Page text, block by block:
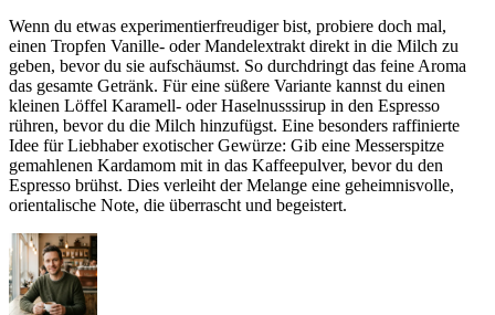
Wenn du etwas experimentierfreudiger bist, probiere doch mal,
einen Tropfen Vanille- oder Mandelextrakt direkt in die Milch zu
geben, bevor du sie aufschäumst. So durchdringt das feine Aroma
das gesamte Getränk. Für eine süßere Variante kannst du einen
kleinen Löffel Karamell- oder Haselnusssirup in den Espresso
rühren, bevor du die Milch hinzufügst. Eine besonders raffinierte
Idee für Liebhaber exotischer Gewürze: Gib eine Messerspitze
gemahlenen Kardamom mit in das Kaffeepulver, bevor du den
Espresso brühst. Dies verleiht der Melange eine geheimnisvolle,
orientalische Note, die überrascht und begeistert.